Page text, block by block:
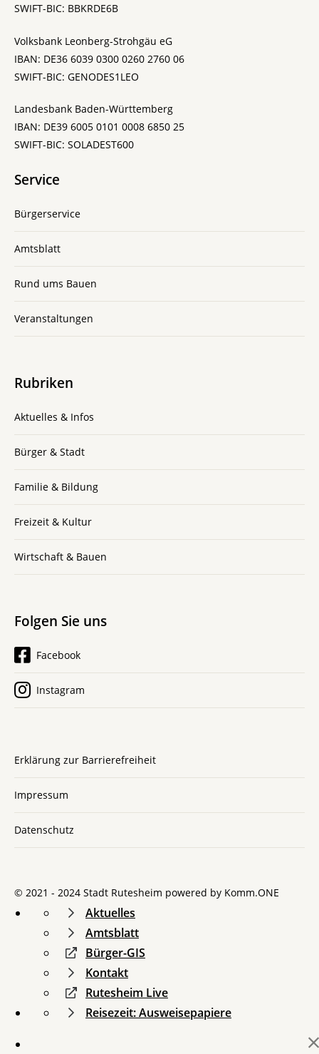
SWIFT-BIC: BBKRDE6B
Volksbank Leonberg-Strohgäu eG
IBAN: DE36 6039 0300 0260 2760 06
SWIFT-BIC: GENODES1LEO
Landesbank Baden-Württemberg
IBAN: DE39 6005 0101 0008 6850 25
SWIFT-BIC: SOLADEST600
Service
Bürgerservice
Amtsblatt
Rund ums Bauen
Veranstaltungen
Rubriken
Aktuelles & Infos
Bürger & Stadt
Familie & Bildung
Freizeit & Kultur
Wirtschaft & Bauen
Folgen Sie uns
Facebook
Instagram
Erklärung zur Barrierefreiheit
Impressum
Datenschutz
© 2021 - 2024 Stadt Rutesheim powered by Komm.ONE
Aktuelles
Amtsblatt
Bürger-GIS
Kontakt
Rutesheim Live
Reisezeit: Ausweisepapiere